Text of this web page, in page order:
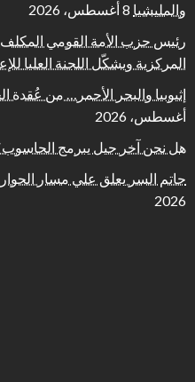
والمليشيا 8 أغسطس، 2026
رئيس حزب الأمة القومي المكلف
المركزية ويشكّل اللجنة العليا
إثيوبيا والبحر الأحمر… من عُقدة
أغسطس، 2026
هل نحن آخر جيل يبرمج
حاتم السر يعلق علي مسار
2026